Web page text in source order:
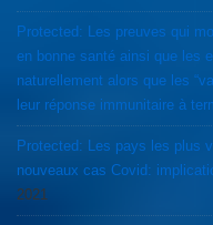
Protected: Les preuves qui
en bonne santé ainsi que les
naturellement alors que les
leur réponse immunitaire à
Protected: Les pays les plus
nouveaux cas Covid:
2021